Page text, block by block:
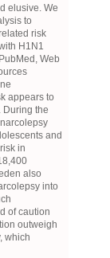
elusive. We
to
risk
H1N1
Web
appears to
During the
and
in
also
into
of caution
outweigh
which